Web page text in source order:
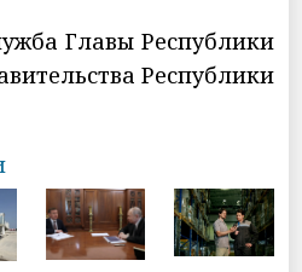
Главы Республики
Республики